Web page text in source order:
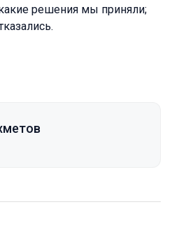
решения мы приняли;